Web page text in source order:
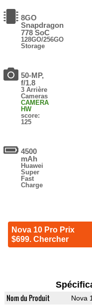
8GO
Snapdragon
778 SoC
128GO/256GO
Storage
50-MP,
f/1.8
3 Arrière
Cameras
CAMERA
HW
score:
125
4500
mAh
Huawei
Super
Fast
Charge
Nova 10 Pro Prix
$699. Chercher
Nom du Produit Nova